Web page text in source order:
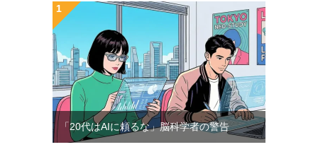
「20代はAIに頼るな」脳科学者の警告